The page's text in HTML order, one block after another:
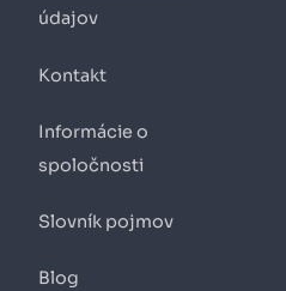
údajov
Kontakt
Informácie o
spoločnosti
Slovník pojmov
Blog